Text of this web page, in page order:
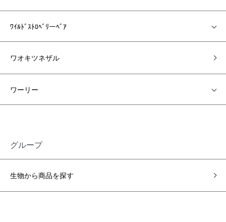
ﾜｲﾙﾄﾞｽﾄﾛﾍﾞﾘーﾍﾞｱ
ワオキツネザル
ワーリー
グループ
生物から商品を探す